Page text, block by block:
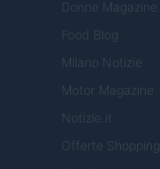
Donne Magazine
Food Blog
Milano Notizie
Motor Magazine
Notizie.it
Offerte Shopping